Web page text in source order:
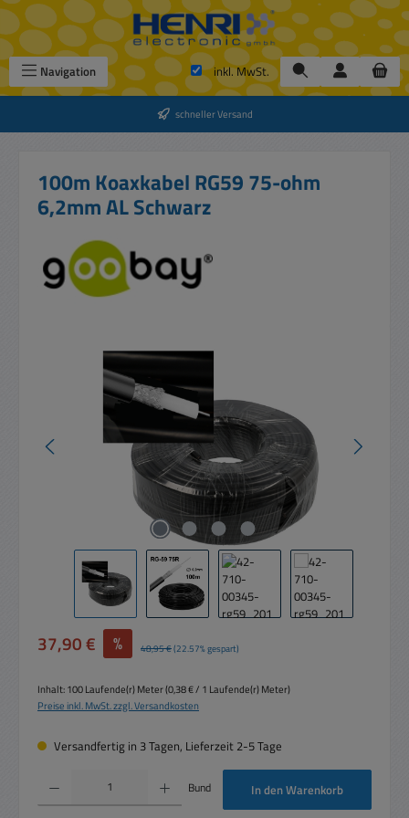
Zum Hauptinhalt springen
Navigation inkl. MwSt.
schneller Versand
100m Koaxkabel RG59 75-ohm
6,2mm AL Schwarz
Bildergalerie überspringen
Verkaufspreis:
37,90 € % Regulärer Preis:
48,95 €(22.57% gespart)
Inhalt:100 Laufende(r) Meter(0,38 € / 1 Laufende(r) Meter)
Preise inkl. MwSt. zzgl. Versandkosten
Versandfertig in 3 Tagen, Lieferzeit 2-5 Tage
Produkt Anzahl: Gib den gewünschten Wert ein oder benutze die Schaltflächen um
Bund In den Warenkorb